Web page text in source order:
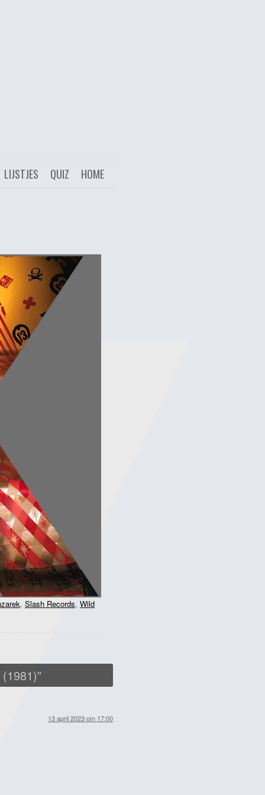
HOME
QUIZ
LIJSTJES
, Slash Records, Wild
”
13 april 2023 om 17:00